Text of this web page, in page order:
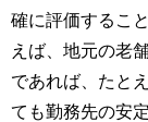
確に評価するこ
えば、地元の老
であれば、たと
ても勤務先の安